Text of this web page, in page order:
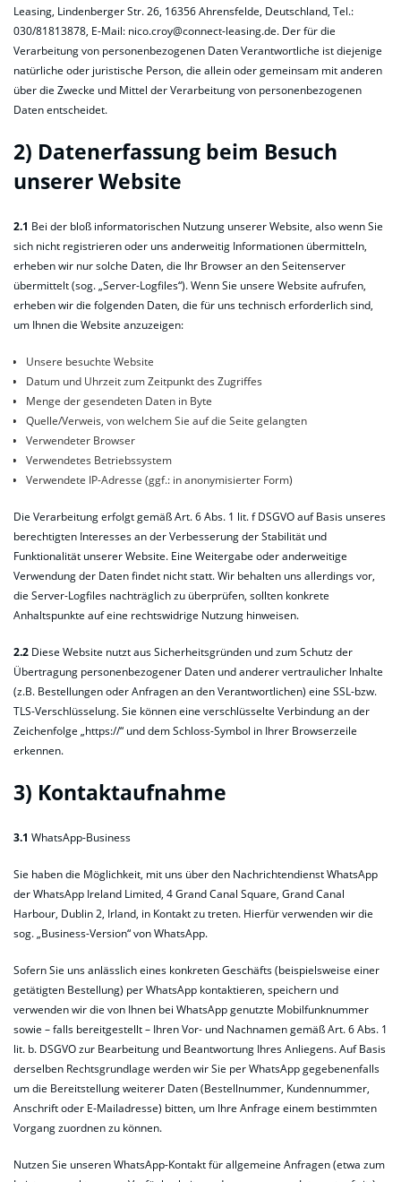
Leasing, Lindenberger Str. 26, 16356 Ahrensfelde, Deutschland, Tel.:
030/81813878, E-Mail: nico.croy@connect-leasing.de. Der für die
Verarbeitung von personenbezogenen Daten Verantwortliche ist diejenige
natürliche oder juristische Person, die allein oder gemeinsam mit anderen
über die Zwecke und Mittel der Verarbeitung von personenbezogenen
Daten entscheidet.
2) Datenerfassung beim Besuch
unserer Website
2.1 Bei der bloß informatorischen Nutzung unserer Website, also wenn Sie
sich nicht registrieren oder uns anderweitig Informationen übermitteln,
erheben wir nur solche Daten, die Ihr Browser an den Seitenserver
übermittelt (sog. „Server-Logfiles“). Wenn Sie unsere Website aufrufen,
erheben wir die folgenden Daten, die für uns technisch erforderlich sind,
um Ihnen die Website anzuzeigen:
Unsere besuchte Website
Datum und Uhrzeit zum Zeitpunkt des Zugriffes
Menge der gesendeten Daten in Byte
Quelle/Verweis, von welchem Sie auf die Seite gelangten
Verwendeter Browser
Verwendetes Betriebssystem
Verwendete IP-Adresse (ggf.: in anonymisierter Form)
Die Verarbeitung erfolgt gemäß Art. 6 Abs. 1 lit. f DSGVO auf Basis unseres
berechtigten Interesses an der Verbesserung der Stabilität und
Funktionalität unserer Website. Eine Weitergabe oder anderweitige
Verwendung der Daten findet nicht statt. Wir behalten uns allerdings vor,
die Server-Logfiles nachträglich zu überprüfen, sollten konkrete
Anhaltspunkte auf eine rechtswidrige Nutzung hinweisen.
2.2 Diese Website nutzt aus Sicherheitsgründen und zum Schutz der
Übertragung personenbezogener Daten und anderer vertraulicher Inhalte
(z.B. Bestellungen oder Anfragen an den Verantwortlichen) eine SSL-bzw.
TLS-Verschlüsselung. Sie können eine verschlüsselte Verbindung an der
Zeichenfolge „https://“ und dem Schloss-Symbol in Ihrer Browserzeile
erkennen.
3) Kontaktaufnahme
3.1 WhatsApp-Business
Sie haben die Möglichkeit, mit uns über den Nachrichtendienst WhatsApp
der WhatsApp Ireland Limited, 4 Grand Canal Square, Grand Canal
Harbour, Dublin 2, Irland, in Kontakt zu treten. Hierfür verwenden wir die
sog. „Business-Version“ von WhatsApp.
Sofern Sie uns anlässlich eines konkreten Geschäfts (beispielsweise einer
getätigten Bestellung) per WhatsApp kontaktieren, speichern und
verwenden wir die von Ihnen bei WhatsApp genutzte Mobilfunknummer
sowie – falls bereitgestellt – Ihren Vor- und Nachnamen gemäß Art. 6 Abs. 1
lit. b. DSGVO zur Bearbeitung und Beantwortung Ihres Anliegens. Auf Basis
derselben Rechtsgrundlage werden wir Sie per WhatsApp gegebenenfalls
um die Bereitstellung weiterer Daten (Bestellnummer, Kundennummer,
Anschrift oder E-Mailadresse) bitten, um Ihre Anfrage einem bestimmten
Vorgang zuordnen zu können.
Nutzen Sie unseren WhatsApp-Kontakt für allgemeine Anfragen (etwa zum